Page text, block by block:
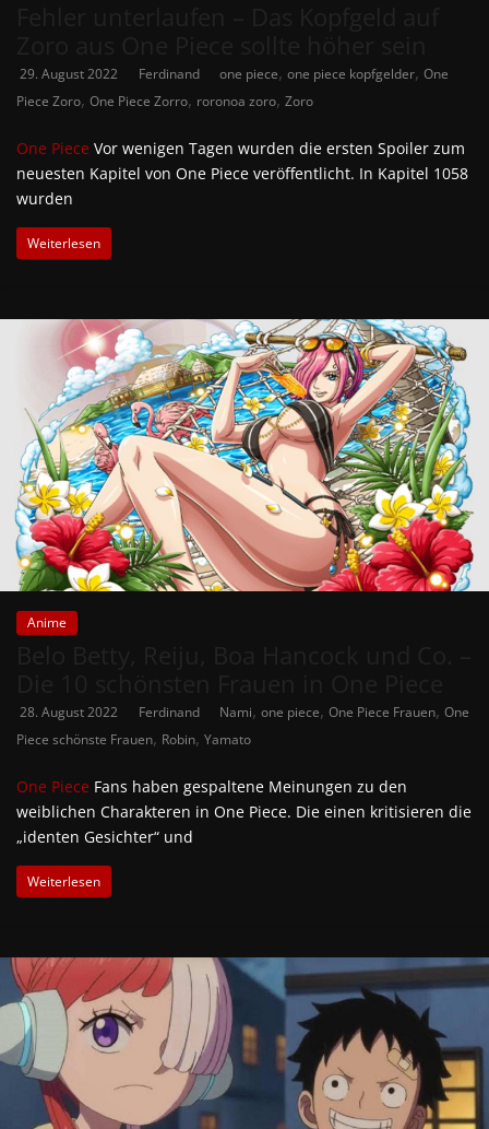
29. August 2022 Ferdinand one piece, one piece kopfgelder, One
Piece Zoro, One Piece Zorro, roronoa zoro, Zoro
One Piece Vor wenigen Tagen wurden die ersten Spoiler zum
neuesten Kapitel von One Piece veröffentlicht. In Kapitel 1058
wurden
Weiterlesen
Anime
28. August 2022 Ferdinand Nami, one piece, One Piece Frauen, One
Piece schönste Frauen, Robin, Yamato
One Piece Fans haben gespaltene Meinungen zu den
weiblichen Charakteren in One Piece. Die einen kritisieren die
„identen Gesichter“ und
Weiterlesen